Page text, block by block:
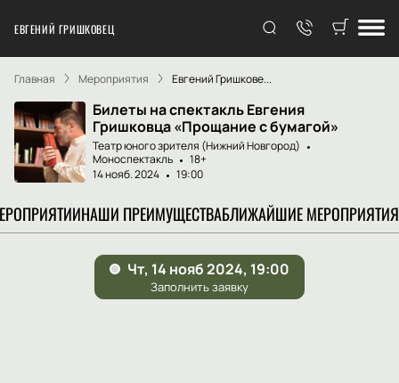
ЕВГЕНИЙ ГРИШКОВЕЦ
Главная Мероприятия Евгений Гришкове...
Билеты на спектакль Евгения
Гришковца «Прощание с бумагой»
Театр юного зрителя (Нижний Новгород)
Моноспектакль
18+
14 нояб. 2024
19:00
НАШИ ПРЕИМУЩЕСТВАБЛИЖАЙШИЕ МЕРОПРИЯТИЯ